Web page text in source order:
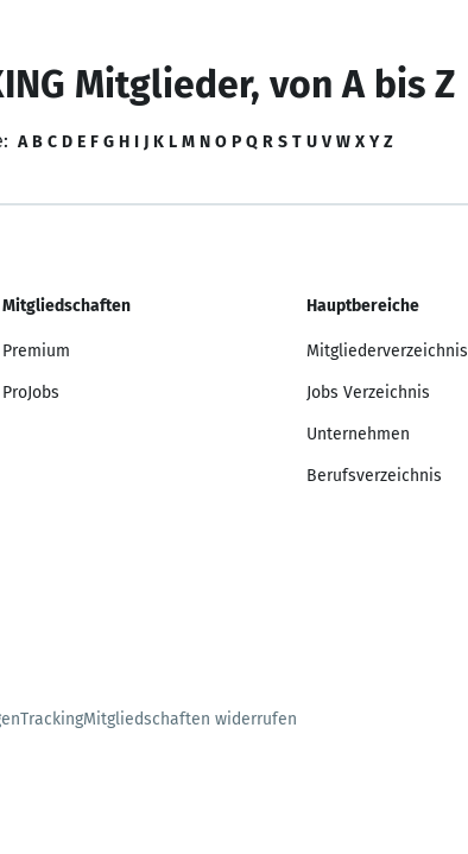
Mitglieder, von A bis Z
A B C D E F G H I J K L M N O P Q R S T U V W X Y Z
Mitgliedschaften
Premium
ProJobs
Hauptbereiche
Mitgliederverzeichnis
Jobs Verzeichnis
Unternehmen
Berufsverzeichnis
TrackingMitgliedschaften widerrufen